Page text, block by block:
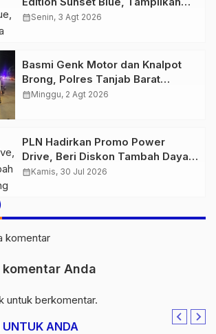
Nuansa Retro Summer yang
calendar_monthSenin, 3 Agt 2026
Basmi Genk Motor dan Knalpot
Brong, Polres Tanjab Barat
Amankan Belasan Kendaraan
calendar_monthMinggu, 2 Agt 2026
PLN Hadirkan Promo Power
Drive, Beri Diskon Tambah Daya
50% di Ajang GIIAS 2026
calendar_monthKamis, 30 Jul 2026
komentar
Anda
untuk berkomentar.
UNTUK ANDA